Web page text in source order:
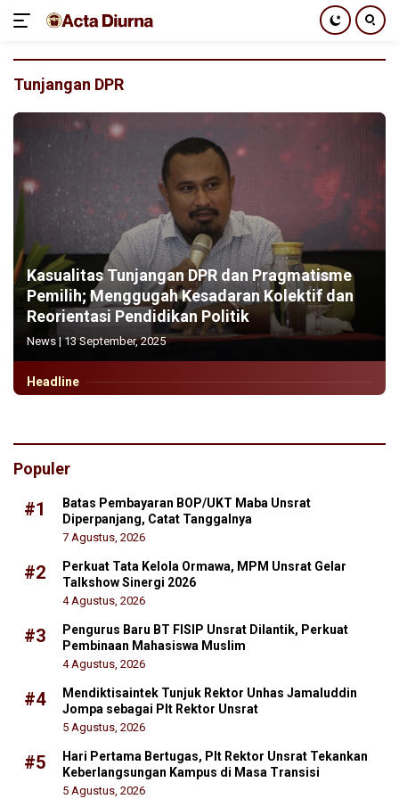
konten
Tunjangan DPR
Kasualitas Tunjangan DPR dan Pragmatisme
Pemilih; Menggugah Kesadaran Kolektif dan
Reorientasi Pendidikan Politik
News|13 September, 2025
Headline
Populer
#1
Batas Pembayaran BOP/UKT Maba Unsrat
Diperpanjang, Catat Tanggalnya
7 Agustus, 2026
#2
Perkuat Tata Kelola Ormawa, MPM Unsrat Gelar
Talkshow Sinergi 2026
4 Agustus, 2026
#3
Pengurus Baru BT FISIP Unsrat Dilantik, Perkuat
Pembinaan Mahasiswa Muslim
4 Agustus, 2026
#4
Mendiktisaintek Tunjuk Rektor Unhas Jamaluddin
Jompa sebagai Plt Rektor Unsrat
5 Agustus, 2026
#5
Hari Pertama Bertugas, Plt Rektor Unsrat Tekankan
Keberlangsungan Kampus di Masa Transisi
5 Agustus, 2026